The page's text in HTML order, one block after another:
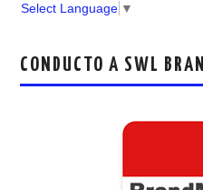
Select Language ▼
CONDUCTO A SWL